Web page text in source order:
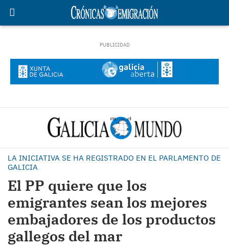
LA INICIATIVA SE HA REGISTRADO EN EL PARLAMENTO DE
GALICIA
El PP quiere que los
emigrantes sean los mejores
embajadores de los productos
gallegos del mar